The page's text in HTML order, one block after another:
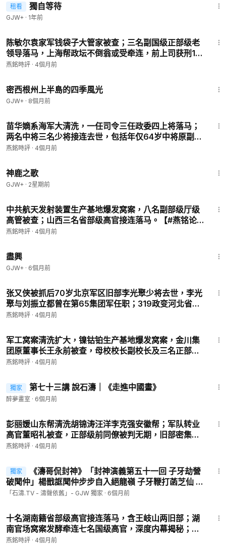
租看 獨自等待
GJW+ · 1年前
會員專享
陈敏尔袁家军钱袋子大管家被查；三名副国级正部级老
领导落马，上海帮政坛不倒翁或受牵连，前上司获刑12
年涉雷政富不雅视频案。【#燕铭论政-271】
燕銘時評 · 4個月前
密西根州上半島的四季風光
GJW+ · 8個月前
會員專享
苗华嫡系海军大清洗，一任司令三任政委四上将落马；
两名中将三名少将接连去世，包括年仅64岁中将原副政
委。【#燕铭论政-269】
燕銘時評 · 4個月前
神鹿之歌
GJW+ · 2星期前
會員專享
中共航天发射装置生产基地爆发窝案，八名副部级厅级
高管被查；山西三名省部级高官接连落马。【#燕铭论
政-268】
燕銘時評 · 4個月前
盡興
GJW+ · 6個月前
會員專享
张又侠被抓后70岁北京军区旧部李光聚少将去世，李光
聚与刘振立都曾在第65集团军任职；319政变河北省军
区政委紧急换人，十九大前夕李光聚搭档史鲁泽与老领
燕銘時評 · 4個月前
會員專享
军工窝案清洗扩大，镍钴铂生产基地爆发窝案，金川集
团原董事长王永前被查，母校校长副校长及三名正部级
校友接连落马。【#燕铭论政-266】
燕銘時評 · 4個月前
會員專享
獨家 第七十三講 說石濤｜《走進中國畫》
醉夢畫室 · 6個月前
會員專享
彭丽媛山东帮清洗胡锦涛汪洋李克强安徽帮；军队转业
高官董昭礼被查，正部级前同僚被判无期，旧部密集落
马。【#燕铭论政-263】
燕銘時評 · 4個月前
會員專享
獨家
《濤哥侃封神》「封神演義第五十一回 子牙劫營
破聞仲」楊戩誆聞仲步步自入絕龍嶺 子牙鞭打菡芝仙 哪
吒槍送彩云仙 三十萬大軍盡失 聞太師命絕自我（下集）
「石濤.TV - 濤聲依舊」- GJW 獨家 · 6個月前
會員專享
十名湖南籍省部级高官接连落马，含王岐山两旧部；湖
南官场窝案发酵牵连七名国级高官，深度内幕揭秘；中
共发家地末日震荡。【#燕铭论政-261】
燕銘時評 · 4個月前